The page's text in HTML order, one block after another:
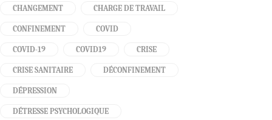
CHANGEMENT CHARGE DE TRAVAIL
CONFINEMENT COVID
COVID-19 COVID19 CRISE
CRISE SANITAIRE DÉCONFINEMENT
DÉPRESSION
DÉTRESSE PSYCHOLOGIQUE